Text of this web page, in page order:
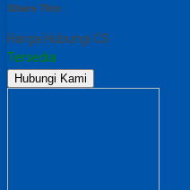
Share This :
Harga Hubungi CS
Tersedia
Hubungi Kami